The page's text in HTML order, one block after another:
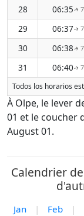
28 06:35↑
29
06:37↑
30
06:38↑
31
06:40↑
Todos los horarios
À Olpe, le lever
01 et le coucher
August 01.
Calendrier
Jan | Feb |